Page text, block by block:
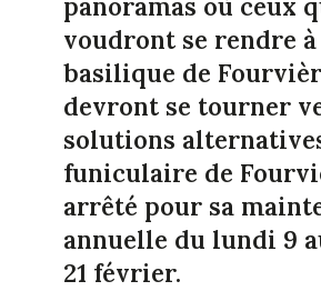
panoramas où ceux
voudront se rendre
basilique de
devront se tourner
solutions
funiculaire de
arrêté pour sa
annuelle du lundi 9
21 février.